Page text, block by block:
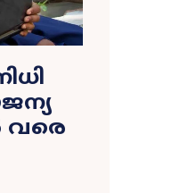
വരെ